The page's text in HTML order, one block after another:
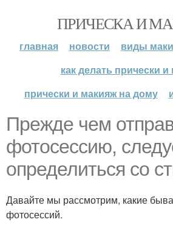
ПРИЧЕСКА И
главная новости
виды
как делать прически
прически и макияж на дому
Прежде чем
фотосессию,
определиться со
Давайте мы рассмотрим, какие
фотосессий.